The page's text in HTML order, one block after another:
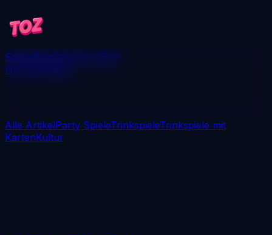
SpieleBlogGewinne 250€
Herunterladen
Alle ArtikelParty SpieleTrinkspieleTrinkspiele mit
KartenKultur